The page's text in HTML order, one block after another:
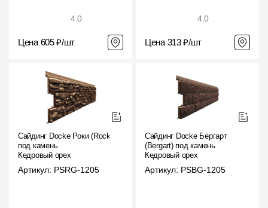
4.0
Цена 605 ₽/шт
4.0
Цена 313 ₽/шт
Сайдинг Docke Роки (Rocky)
под камень
Кедровый орех
Артикул: PSRG-1205
Сайдинг Docke Бергарт
(Bergart) под камень
Кедровый орех
Артикул: PSBG-1205